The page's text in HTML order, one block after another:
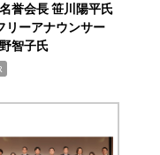
誉会長 笹川陽平氏
リーアナウンサー
智子氏